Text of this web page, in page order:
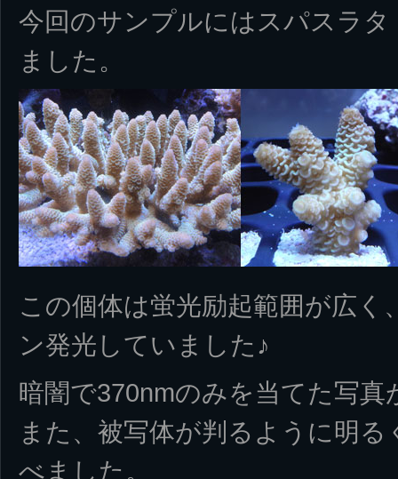
今回のサンプルにはスパスラ
ました。
この個体は蛍光励起範囲が広く
ン発光していました♪
暗闇で370nmのみを当てた写真
また、被写体が判るように明
べました。